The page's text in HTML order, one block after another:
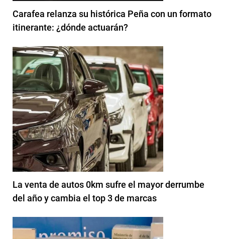
Carafea relanza su histórica Peña con un formato
itinerante: ¿dónde actuarán?
La venta de autos 0km sufre el mayor derrumbe
del año y cambia el top 3 de marcas